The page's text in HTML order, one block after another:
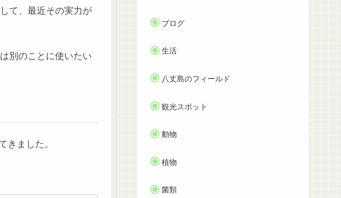
て、最近その実力が
別のことに使いたい
きました。
ブログ
生活
八丈島のフィールド
観光スポット
動物
植物
菌類